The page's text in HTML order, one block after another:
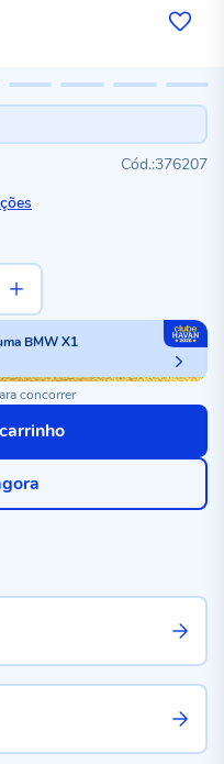
376207
BMW X1
concorrer